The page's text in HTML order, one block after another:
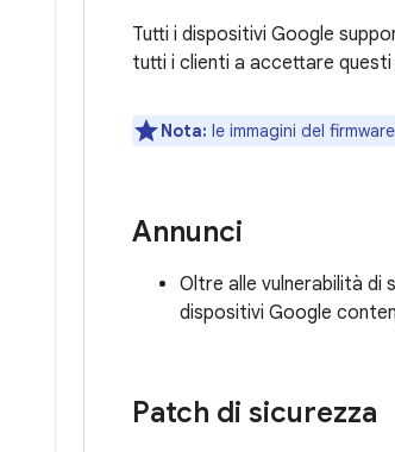
Tutti i dispositivi Google
tutti i clienti a accettare
Nota: le immagini del
Annunci
Oltre alle vulnerabilità di
dispositivi Google
Patch di sicurezza